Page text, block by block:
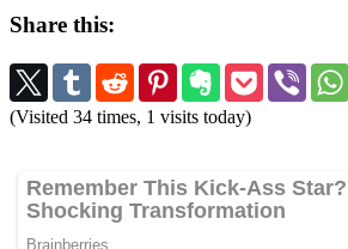
Share this:
(Visited 34 times, 1 visits today)